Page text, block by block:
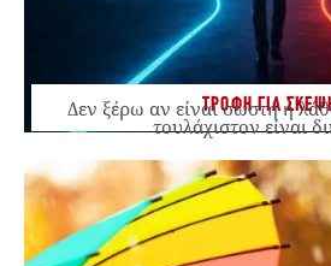
ΤΡΟΦΗ ΓΙΑ
Δεν ξέρω αν είναι σωστή ή
τουλάχιστον είναι